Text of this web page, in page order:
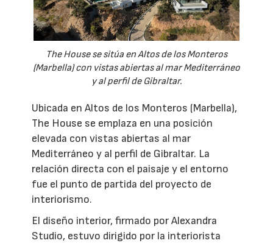
The House se sitúa en Altos de los Monteros
(Marbella) con vistas abiertas al mar Mediterráneo
y al perfil de Gibraltar.
Ubicada en Altos de los Monteros (Marbella),
The House se emplaza en una posición
elevada con vistas abiertas al mar
Mediterráneo y al perfil de Gibraltar. La
relación directa con el paisaje y el entorno
fue el punto de partida del proyecto de
interiorismo.
El diseño interior, firmado por Alexandra
Studio, estuvo dirigido por la interiorista